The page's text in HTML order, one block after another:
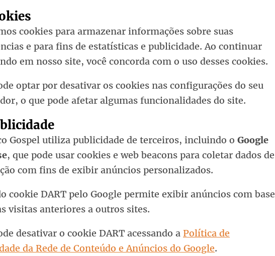
cookies para armazenar informações sobre suas
e para fins de estatísticas e publicidade. Ao continuar
em nosso site, você concorda com o uso desses cookies.
optar por desativar os cookies nas configurações do seu
o que pode afetar algumas funcionalidades do site.
Gospel utiliza publicidade de terceiros, incluindo o Google
, que pode usar cookies e web beacons para coletar dados de
com fins de exibir anúncios personalizados.
cookie DART pelo Google permite exibir anúncios com base
visitas anteriores a outros sites.
desativar o cookie DART acessando a Política de
da Rede de Conteúdo e Anúncios do Google.